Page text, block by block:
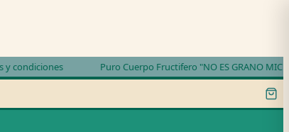
Puro Cuerpo Fructifero "NO ES GRANO MICELIADO"